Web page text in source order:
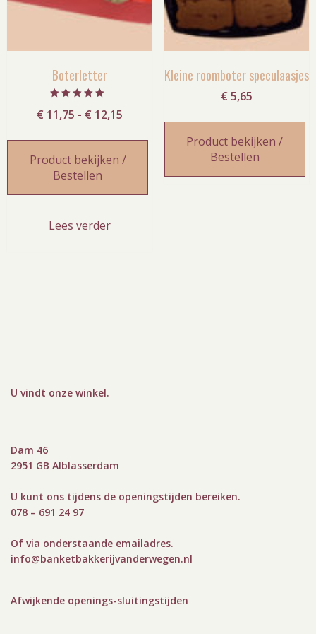
Boterletter
5.00
€ 11,75 - € 12,15Prijsklasse:
tot
€ 12,15
Product bekijken /
Bestellen
Lees verder
Kleine roomboter speculaasjes
€ 5,65
Product bekijken /
Bestellen
U vindt onze winkel.
Dam 46
2951 GB Alblasserdam
U kunt ons tijdens de openingstijden bereiken.
078 – 691 24 97
Of via onderstaande emailadres.
info@banketbakkerijvanderwegen.nl
Afwijkende openings-sluitingstijden